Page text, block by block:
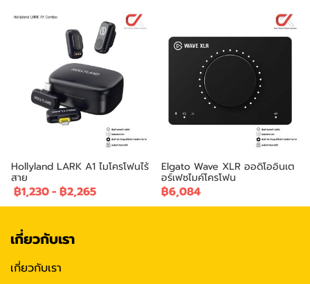
Hollyland LARK A1 ไมโครโฟนไร้
สาย
฿1,230- ฿2,265
Elgato Wave XLR ออดิโออินเต
อร์เฟซไมค์โครโฟน
฿6,084
เกี่ยวกับเรา
เกี่ยวกับเรา